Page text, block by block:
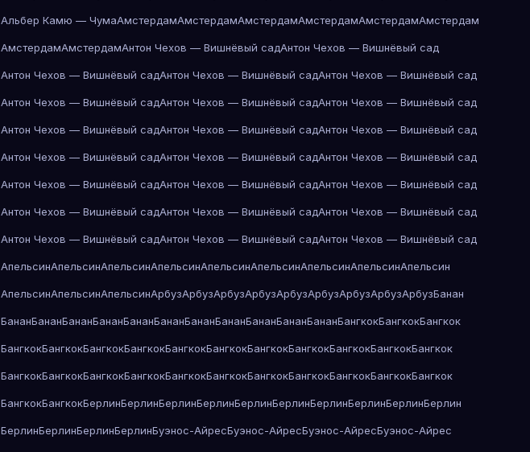
Альбер Камю — ЧумаАмстердамАмстердамАмстердамАмстердамАмстердамАмстердам
АмстердамАмстердамАнтон Чехов — Вишнёвый садАнтон Чехов — Вишнёвый сад
Антон Чехов — Вишнёвый садАнтон Чехов — Вишнёвый садАнтон Чехов — Вишнёвый сад
Антон Чехов — Вишнёвый садАнтон Чехов — Вишнёвый садАнтон Чехов — Вишнёвый сад
Антон Чехов — Вишнёвый садАнтон Чехов — Вишнёвый садАнтон Чехов — Вишнёвый сад
Антон Чехов — Вишнёвый садАнтон Чехов — Вишнёвый садАнтон Чехов — Вишнёвый сад
Антон Чехов — Вишнёвый садАнтон Чехов — Вишнёвый садАнтон Чехов — Вишнёвый сад
Антон Чехов — Вишнёвый садАнтон Чехов — Вишнёвый садАнтон Чехов — Вишнёвый сад
Антон Чехов — Вишнёвый садАнтон Чехов — Вишнёвый садАнтон Чехов — Вишнёвый сад
АпельсинАпельсинАпельсинАпельсинАпельсинАпельсинАпельсинАпельсинАпельсин
АпельсинАпельсинАпельсинАрбузАрбузАрбузАрбузАрбузАрбузАрбузАрбузАрбузБанан
БананБананБананБананБананБананБананБананБананБананБананБангкокБангкокБангкок
БангкокБангкокБангкокБангкокБангкокБангкокБангкокБангкокБангкокБангкокБангкок
БангкокБангкокБангкокБангкокБангкокБангкокБангкокБангкокБангкокБангкокБангкок
БангкокБангкокБерлинБерлинБерлинБерлинБерлинБерлинБерлинБерлинБерлинБерлин
БерлинБерлинБерлинБерлинБуэнос-АйресБуэнос-АйресБуэнос-АйресБуэнос-Айрес